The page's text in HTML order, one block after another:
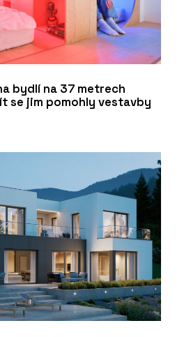
bydlí na 37 metrech
se jim pomohly vestavby